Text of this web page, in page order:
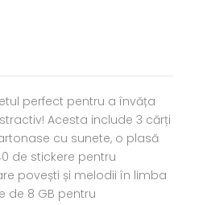
perfect pentru a învăța
Acesta include 3 cărți
cu sunete, o plasă
de stickere pentru
povești și melodii în limba
de 8 GB pentru